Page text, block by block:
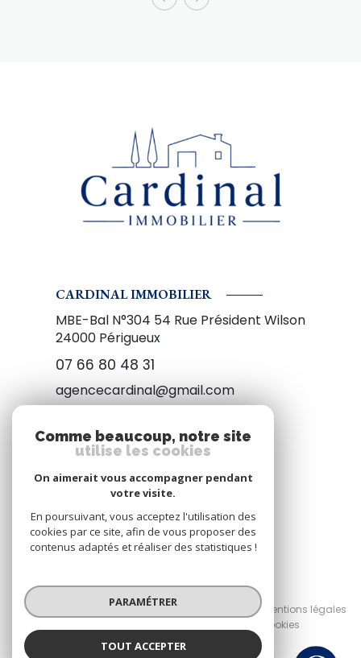
CARDINAL IMMOBILIER
MBE-Bal N°304 54 Rue Président Wilson
24000 Périgueux
07 66 80 48 31
agencecardinal@gmail.com
NOUS SUIVRE
© 2026 | Tous droits réservés
Nos honoraires
Nos partenaires
Mentions légales
Cookies
Comme beaucoup, notre site
utilise les cookies
On aimerait vous accompagner pendant
votre visite.
En poursuivant, vous acceptez l'utilisation des
cookies par ce site, afin de vous proposer des
contenus adaptés et réaliser des statistiques !
PARAMÉTRER
TOUT ACCEPTER